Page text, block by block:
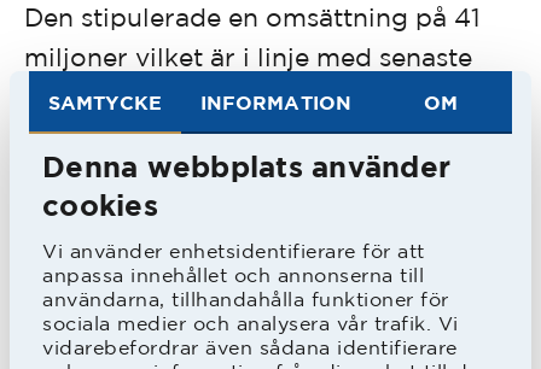
SAMTYCKE INFORMATION OM
Denna webbplats använder
cookies
Vi använder enhetsidentifierare för att
anpassa innehållet och annonserna till
användarna, tillhandahålla funktioner för
sociala medier och analysera vår trafik. Vi
vidarebefordrar även sådana identifierare
Den stipulerade en omsättning på 41
miljoner vilket är i linje med senaste
gången som klubben huserade i
Superettan. Resultatet budgeteras till
minus 4 miljoner och det motiverades
av att HBK:s herrlag degraderats från
Allsvenskan samt att styrelsen vill satsa
på en trupp och tränarstab som har
chansen att snabbt komma tillbaka till